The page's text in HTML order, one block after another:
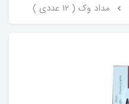
مداد وک ( 12 عددی )